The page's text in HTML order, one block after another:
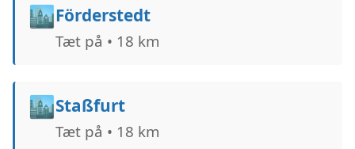
🏙️Förderstedt
Tæt på • 18 km
🏙️Staßfurt
Tæt på • 18 km